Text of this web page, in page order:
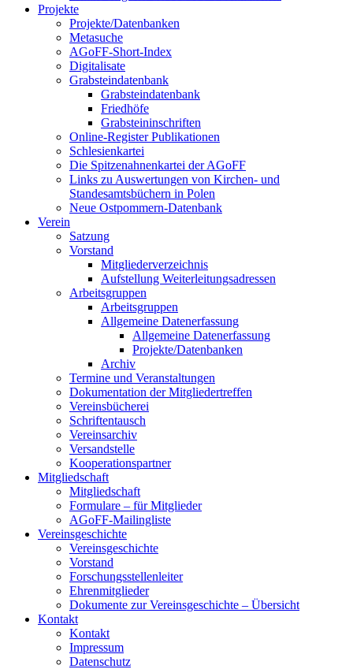
Projekte
Projekte/Datenbanken
Metasuche
AGoFF-Short-Index
Digitalisate
Grabsteindatenbank
Grabsteindatenbank
Friedhöfe
Grabsteininschriften
Online-Register Publikationen
Schlesienkartei
Die Spitzenahnenkartei der AGoFF
Links zu Auswertungen von Kirchen- und
Standesamtsbüchern in Polen
Neue Ostpommern-Datenbank
Verein
Satzung
Vorstand
Mitgliederverzeichnis
Aufstellung Weiterleitungsadressen
Arbeitsgruppen
Arbeitsgruppen
Allgemeine Datenerfassung
Allgemeine Datenerfassung
Projekte/Datenbanken
Archiv
Termine und Veranstaltungen
Dokumentation der Mitgliedertreffen
Vereinsbücherei
Schriftentausch
Vereinsarchiv
Versandstelle
Kooperationspartner
Mitgliedschaft
Mitgliedschaft
Formulare – für Mitglieder
AGoFF-Mailingliste
Vereinsgeschichte
Vereinsgeschichte
Vorstand
Forschungsstellenleiter
Ehrenmitglieder
Dokumente zur Vereinsgeschichte – Übersicht
Kontakt
Kontakt
Impressum
Datenschutz